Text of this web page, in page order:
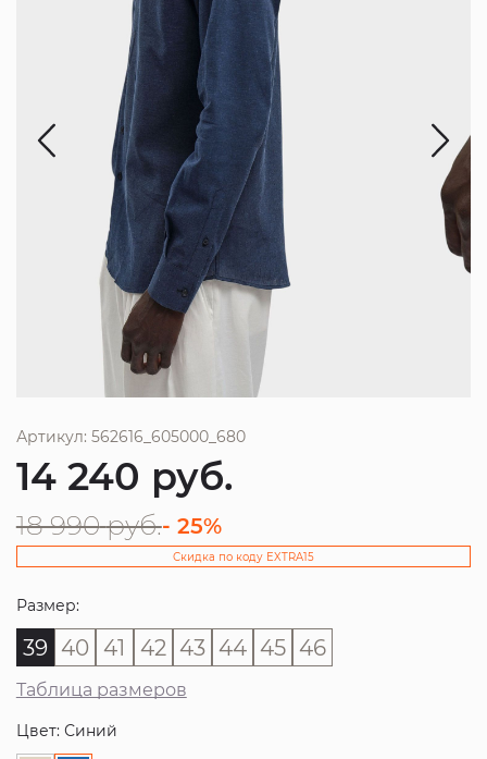
Артикул: 562616_605000_680
14 240 руб.
18 990 руб.- 25%
Скидка по коду EXTRA15
Размер:
39 40 41 42 43 44 45 46
Таблица размеров
Цвет: Синий